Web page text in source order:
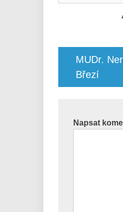
příspěvek
MUDr.
Březí
Napsat